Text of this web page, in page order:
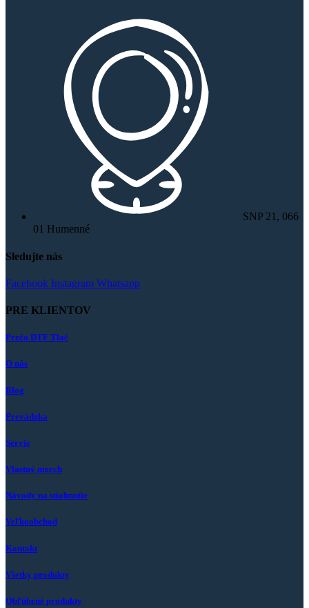
SNP 21, 066
01 Humenné
Sledujte nás
Facebook Instagram Whatsapp
PRE KLIENTOV
Prečo DTF Tlač
O nás
Blog
Prevádzka
Servis
Vlastný merch
Návody na stiahnutie
Veľkoobchod
Kontakt
Všetky produkty
Obľúbené produkty